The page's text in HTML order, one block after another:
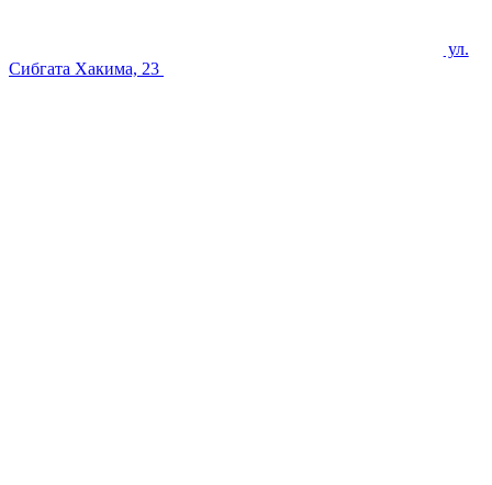
ул.
Сибгата Хакима, 23